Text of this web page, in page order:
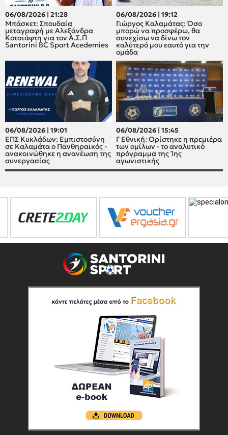
06/08/2026 | 21:28
Μπάσκετ: Σπουδαία
μεταγραφή με Αλεξάνδρα
Κοτσιάφτη για τον A.Σ.Π
Santorini BC Sport Acedemies
06/08/2026 | 19:12
Γιώργος Καλαμάτας: Όσο
μπορώ να προσφέρω, θα
συνεχίσω να δίνω τον
καλύτερό μου εαυτό για την
ομάδα
06/08/2026 | 19:01
ΕΠΣ Κυκλάδων: Εμπιστοσύνη
σε Καλαμάτα ο Πανθηραικός -
ανακοινώθηκε η ανανέωση της
συνεργασίας
06/08/2026 | 15:45
Γ Εθνική: Ορίστηκε η πρεμιέρα
των ομίλων - το αναλυτικό
πρόγραμμα της 1ης
αγωνιστικής